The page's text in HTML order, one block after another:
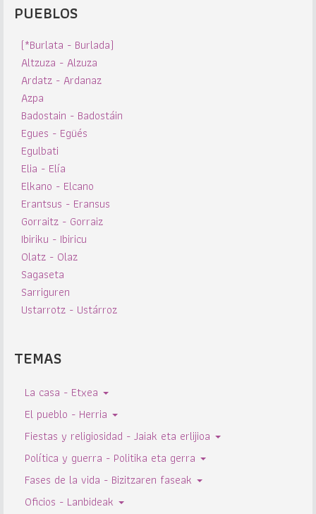
PUEBLOS
(*Burlata - Burlada)
Altzuza - Alzuza
Ardatz - Ardanaz
Azpa
Badostain - Badostáin
Egues - Egüés
Egulbati
Elia - Elía
Elkano - Elcano
Erantsus - Eransus
Gorraitz - Gorraiz
Ibiriku - Ibiricu
Olatz - Olaz
Sagaseta
Sarriguren
Ustarrotz - Ustárroz
TEMAS
La casa - Etxea
El pueblo - Herria
Fiestas y religiosidad - Jaiak eta erlijioa
Política y guerra - Politika eta gerra
Fases de la vida - Bizitzaren faseak
Oficios - Lanbideak